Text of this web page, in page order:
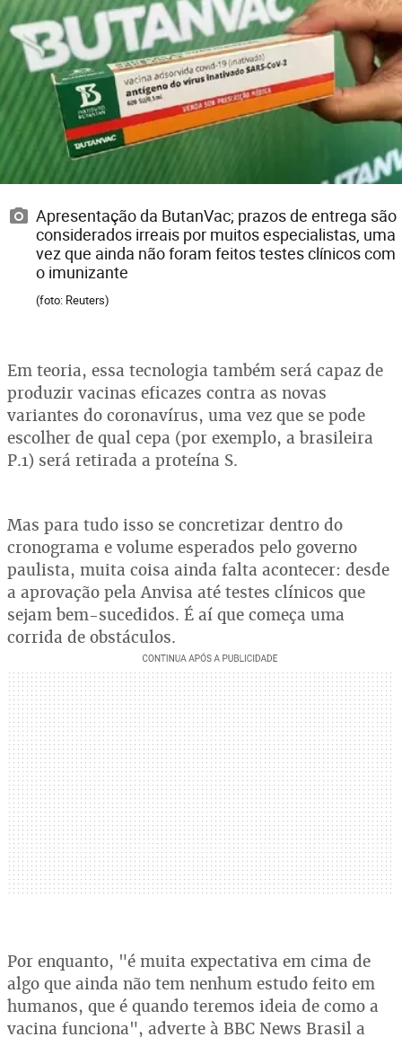
Apresentação da ButanVac; prazos de entrega são
considerados irreais por muitos especialistas, uma
vez que ainda não foram feitos testes clínicos com
o imunizante
(foto: Reuters)
Em teoria, essa tecnologia também será capaz de
produzir vacinas eficazes contra as novas
variantes do coronavírus, uma vez que se pode
escolher de qual cepa (por exemplo, a brasileira
P.1) será retirada a proteína S.
Mas para tudo isso se concretizar dentro do
cronograma e volume esperados pelo governo
paulista, muita coisa ainda falta acontecer: desde
a aprovação pela Anvisa até testes clínicos que
sejam bem-sucedidos. É aí que começa uma
corrida de obstáculos.
Por enquanto, "é muita expectativa em cima de
algo que ainda não tem nenhum estudo feito em
humanos, que é quando teremos ideia de como a
vacina funciona", adverte à BBC News Brasil a